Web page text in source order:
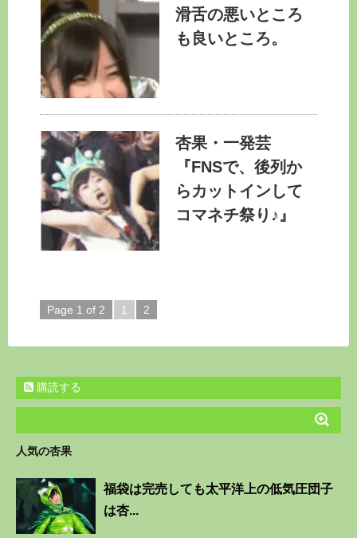
滑舌の悪いところ
も良いところ。
杏果・一発芸
『FNSで、後列か
らカットインして
コマネチ祭り♪』
Page 1 of 2 1 2
購読する
人気の杏果
福袋は完売しても太平洋上の低気圧団子
は杏...